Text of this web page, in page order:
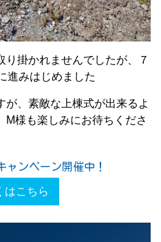
掛かれませんでしたが、７
進みはじめました
が、素敵な上棟式が出来るよ
M様も楽しみにお待ちくださ
ャンペーン開催中！
はこちら